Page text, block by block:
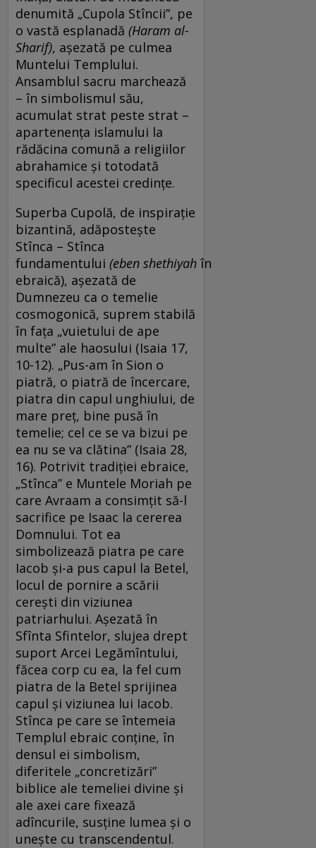
denumită „Cupola Stîncii”, pe
o vastă esplanadă (Haram al-
Sharif), aşezată pe culmea
Muntelui Templului.
Ansamblul sacru marchează
– în simbolismul său,
acumulat strat peste strat –
apartenenţa islamului la
rădăcina comună a religiilor
abrahamice şi totodată
specificul acestei credinţe.
Superba Cupolă, de inspiraţie
bizantină, adăposteşte
Stînca – Stînca
fundamentului (eben shethiyah în
ebraică), aşezată de
Dumnezeu ca o temelie
cosmogonică, suprem stabilă
în faţa „vuietului de ape
multe” ale haosului (Isaia 17,
10-12). „Pus-am în Sion o
piatră, o piatră de încercare,
piatra din capul unghiului, de
mare preţ, bine pusă în
temelie; cel ce se va bizui pe
ea nu se va clătina” (Isaia 28,
16). Potrivit tradiţiei ebraice,
„Stînca” e Muntele Moriah pe
care Avraam a consimţit să-l
sacrifice pe Isaac la cererea
Domnului. Tot ea
simbolizează piatra pe care
Iacob şi-a pus capul la Betel,
locul de pornire a scării
cereşti din viziunea
patriarhului. Aşezată în
Sfînta Sfintelor, slujea drept
suport Arcei Legămîntului,
făcea corp cu ea, la fel cum
piatra de la Betel sprijinea
capul şi viziunea lui Iacob.
Stînca pe care se întemeia
Templul ebraic conţine, în
densul ei simbolism,
diferitele „concretizări”
biblice ale temeliei divine şi
ale axei care fixează
adîncurile, susţine lumea şi o
uneşte cu transcendentul.